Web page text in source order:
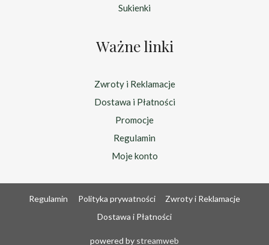
Sukienki
Ważne linki
Zwroty i Reklamacje
Dostawa i Płatności
Promocje
Regulamin
Moje konto
Regulamin Polityka prywatności
Zwroty i Reklamacje
Dostawa i Płatności
powered by streamweb